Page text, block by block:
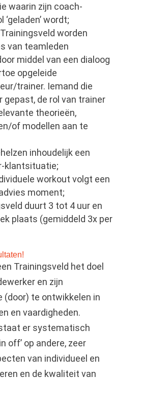
waarin zijn coach-
wordt;
worden
van teamleden
middel van een dialoog
opgeleide
trainer. Iemand die
gepast, de rol van trainer
theorieën,
of modellen aan te
inhoudelijk een
klantsituatie;
workout volgt een
moment;
duurt 3 tot 4 uur en
plaats (gemiddeld 3x per
Trainingsveld het doel
en zijn
(door) te ontwikkelen in
en vaardigheden.
er systematisch
off’ op andere, zeer
van individueel en
en de kwaliteit van